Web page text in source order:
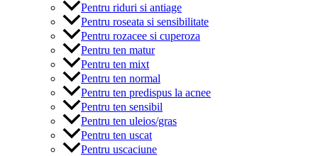
Pentru riduri si antiage
Pentru roseata si sensibilitate
Pentru rozacee si cuperoza
Pentru ten matur
Pentru ten mixt
Pentru ten normal
Pentru ten predispus la acnee
Pentru ten sensibil
Pentru ten uleios/gras
Pentru ten uscat
Pentru uscaciune